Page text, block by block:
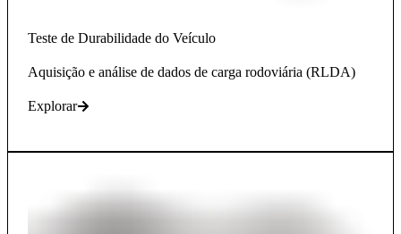
Teste de Durabilidade do Veículo
Aquisição e análise de dados de carga rodoviária (RLDA)
Explorar